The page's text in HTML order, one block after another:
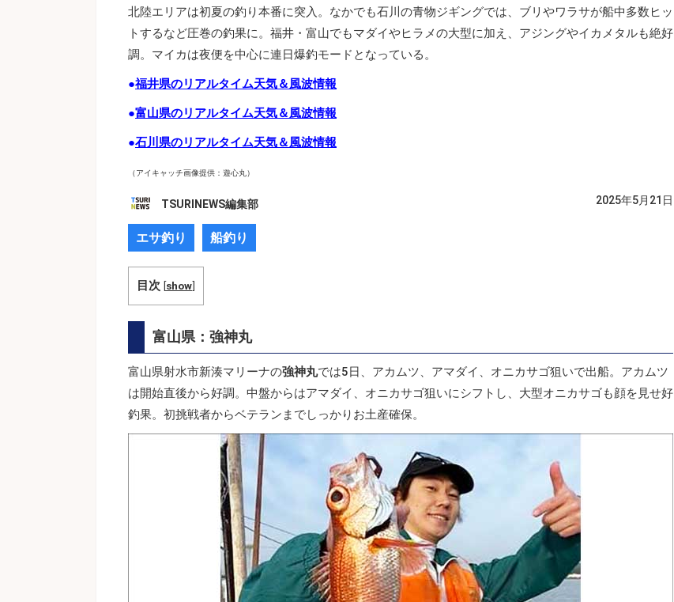
北陸エリアは初夏の釣り本番に突入。なかでも石川の青物ジギングでは、ブリやワラサが船中多数ヒッ
トするなど圧巻の釣果に。福井・富山でもマダイやヒラメの大型に加え、アジングやイカメタルも絶好
調。マイカは夜便を中心に連日爆釣モードとなっている。
●福井県のリアルタイム天気＆風波情報
●富山県のリアルタイム天気＆風波情報
●石川県のリアルタイム天気＆風波情報
（アイキャッチ画像提供：遊心丸）
TSURINEWS編集部 2025年5月21日
エサ釣り 船釣り
目次 [show]
富山県：強神丸
富山県射水市新湊マリーナの強神丸では5日、アカムツ、アマダイ、オニカサゴ狙いで出船。アカムツ
は開始直後から好調。中盤からはアマダイ、オニカサゴ狙いにシフトし、大型オニカサゴも顔を見せ好
釣果。初挑戦者からベテランまでしっかりお土産確保。